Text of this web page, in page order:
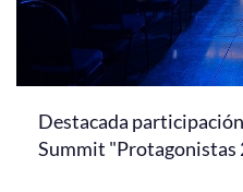
Destacada
Summit "Protagonistas